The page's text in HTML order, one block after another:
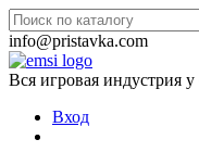
info@pristavka.com
Вся игровая индустрия
Вход